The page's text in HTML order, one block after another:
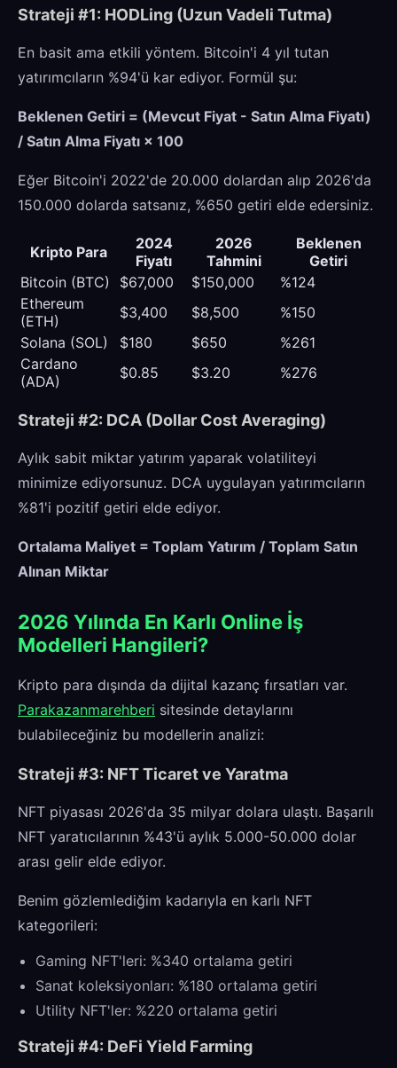
Strateji #1: HODLing (Uzun Vadeli Tutma)
En basit ama etkili yöntem. Bitcoin'i 4 yıl tutan
yatırımcıların %94'ü kar ediyor. Formül şu:
Beklenen Getiri = (Mevcut Fiyat - Satın Alma Fiyatı)
/ Satın Alma Fiyatı × 100
Eğer Bitcoin'i 2022'de 20.000 dolardan alıp 2026'da
150.000 dolarda satsanız, %650 getiri elde edersiniz.
Kripto Para
2024
Fiyatı
2026
Tahmini
Beklenen
Getiri
Bitcoin (BTC)
$67,000 $150,000
%124
Ethereum
(ETH)
$3,400 $8,500
%150
Solana (SOL)
$180 $650
%261
Cardano
(ADA)
$0.85 $3.20 %276
Strateji #2: DCA (Dollar Cost Averaging)
Aylık sabit miktar yatırım yaparak volatiliteyi
minimize ediyorsunuz. DCA uygulayan yatırımcıların
%81'i pozitif getiri elde ediyor.
Ortalama Maliyet = Toplam Yatırım / Toplam Satın
Alınan Miktar
2026 Yılında En Karlı Online İş
Modelleri Hangileri?
Kripto para dışında da dijital kazanç fırsatları var.
Parakazanmarehberi sitesinde detaylarını
bulabileceğiniz bu modellerin analizi:
Strateji #3: NFT Ticaret ve Yaratma
NFT piyasası 2026'da 35 milyar dolara ulaştı. Başarılı
NFT yaratıcılarının %43'ü aylık 5.000-50.000 dolar
arası gelir elde ediyor.
Benim gözlemlediğim kadarıyla en karlı NFT
kategorileri:
Gaming NFT'leri: %340 ortalama getiri
Sanat koleksiyonları: %180 ortalama getiri
Utility NFT'ler: %220 ortalama getiri
Strateji #4: DeFi Yield Farming